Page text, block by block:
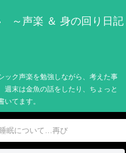
～声楽 ＆ 身の回り日記
ック声楽を勉強しながら、考えた事
末は金魚の話をしたり、ちょっと
いてます。
眠について…再び